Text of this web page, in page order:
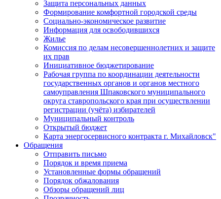
Защита персональных данных
Формирование комфортной городской среды
Социально-экономическое развитие
Информация для освободившихся
Жилье
Комиссия по делам несовершеннолетних и защите
их прав
Инициативное бюджетирование
Рабочая группа по координации деятельности
государственных органов и органов местного
самоуправления Шпаковского муниципального
округа ставропольского края при осуществлении
регистрации (учёта) избирателей
Муниципальный контроль
Открытый бюджет
Карта энергосервисного контракта г. Михайловск"
Обращения
Отправить письмо
Порядок и время приема
Установленные формы обращений
Порядок обжалования
Обзоры обращений лиц